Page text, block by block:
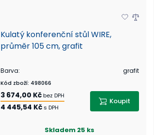
Kulatý konferenční stůl WIRE,
průměr 105 cm, grafit
Barva: grafit
Kód zboží: 498066
3 674,00 Kčbez DPH
4 445,54 Kč s DPH
Koupit
Skladem 25 ks